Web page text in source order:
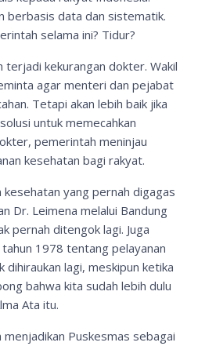
berbasis data dan sistematik.
selama ini? Tidur?
terjadi kekurangan dokter. Wakil
agar menteri dan pejabat
Tetapi akan lebih baik jika
untuk memecahkan
pemerintah meninjau
kesehatan bagi rakyat.
yang pernah digagas
Dr. Leimena melalui Bandung
pernah ditengok lagi. Juga
1978 tentang pelayanan
lagi, meskipun ketika
bahwa kita sudah lebih dulu
Ata itu.
Puskesmas sebagai